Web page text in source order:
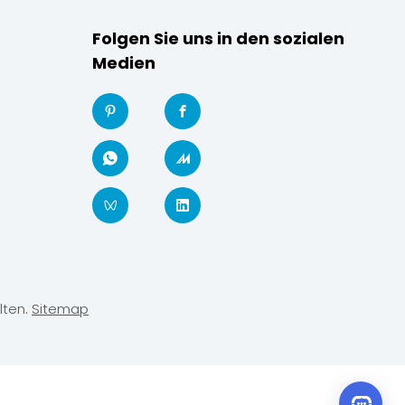
Folgen Sie uns in den sozialen
Medien
Sitemap